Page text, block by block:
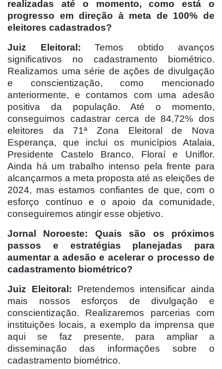
realizadas até o momento, como está o
progresso em direção à meta de 100% de
eleitores cadastrados?
Juiz Eleitoral: Temos obtido avanços
significativos no cadastramento biométrico.
Realizamos uma série de ações de divulgação
e conscientização, como mencionado
anteriormente, e contamos com uma adesão
positiva da população. Até o momento,
conseguimos cadastrar cerca de 84,72% dos
eleitores da 71ª Zona Eleitoral de Nova
Esperança, que inclui os municípios Atalaia,
Presidente Castelo Branco, Floraí e Uniflor.
Ainda há um trabalho intenso pela frente para
alcançarmos a meta proposta até as eleições de
2024, mas estamos confiantes de que, com o
esforço contínuo e o apoio da comunidade,
conseguiremos atingir esse objetivo.
Jornal Noroeste: Quais são os próximos
passos e estratégias planejadas para
aumentar a adesão e acelerar o processo de
cadastramento biométrico?
Juiz Eleitoral: Pretendemos intensificar ainda
mais nossos esforços de divulgação e
conscientização. Realizaremos parcerias com
instituições locais, a exemplo da imprensa que
aqui se faz presente, para ampliar a
disseminação das informações sobre o
cadastramento biométrico.